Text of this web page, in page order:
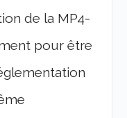
de la MP4-
pour être